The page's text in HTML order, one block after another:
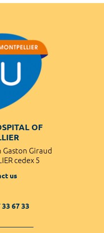
OF
Gaston Giraud
cedex 5
us
33 67 33